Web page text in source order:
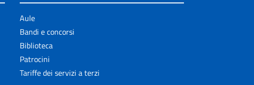
Aule
Bandi e concorsi
Biblioteca
Patrocini
Tariffe dei servizi a terzi